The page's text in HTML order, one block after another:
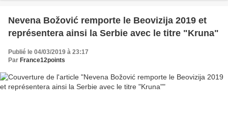
Nevena Božović remporte le Beovizija 2019 et
représentera ainsi la Serbie avec le titre "Kruna"
Publié le 04/03/2019 à 23:17
Par France12points